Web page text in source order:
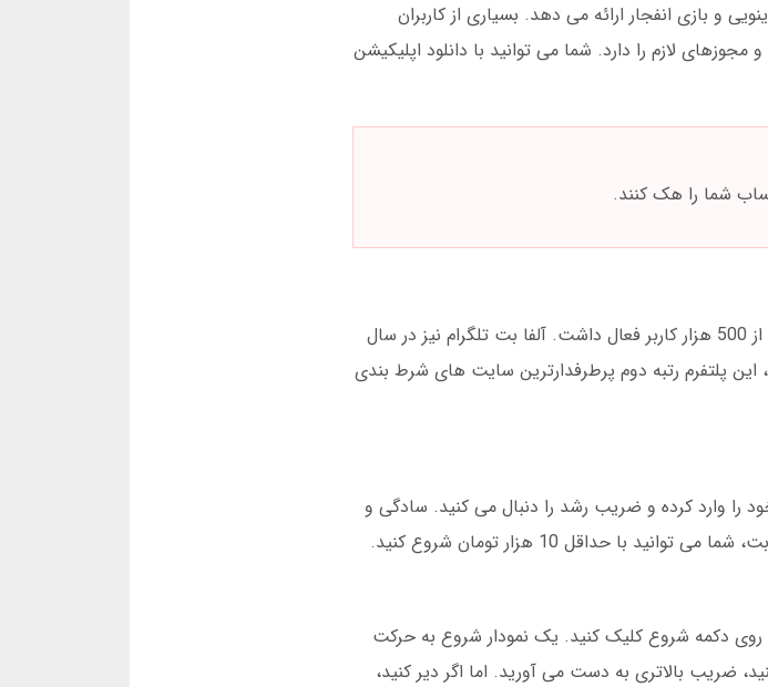
و بازی انفجار ارائه می دهد. بسیاری از کاربران
لازم را دارد. شما می توانید با دانلود اپلیکیشن
شما را هک کنند.
فعالیت آلفا بت از سال 1395 در ایران آغاز شد. در دسامبر 2024، این سایت بیش از 500 هزار کاربر فعال داشت. آلفا بت تلگرام نیز در سال
1400 راه اندازی شد تا پشتیبانی سریع تری ارائه دهد. بر اساس آمار مارس 2025، این پلتفرم رتبه دوم پرطرفدارترین سایت های شرط بندی
را وارد کرده و ضریب رشد را دنبال می کنید. سادگی و
حداقل 10 هزار تومان شروع کنید.
و روی دکمه شروع کلیک کنید. یک نمودار شروع به حرکت
ضریب بالاتری به دست می آورید. اما اگر دیر کنید،